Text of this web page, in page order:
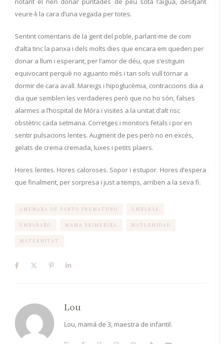
veure-li la cara d’una vegada per totes.
Sentint comentaris de la gent del poble, parlant-me de com
d’alta tinc la panxa i dels molts dies que encara em queden per
donar a llum i esperant, per l’amor de déu, que s’estiguin
equivocant perquè no aguanto més i tan sols vull tornar a
dormir de cara avall. Mareigs i hipoglucèmia, contraccions dia a
dia que semblen les verdaderes però que no ho són, falses
alarmes a l’hospital de Móra i visites a la unitat d’alt risc
obstètric cada setmana. Corretges i monitors fetals i por en
sentir pulsacions lentes. Augment de pes però no en excés,
gelats de crema cremada, luxes i petits plaers.
Hores lentes. Hores caloroses. Sopor i estupor. Hores d’espera
que finalment, per sorpresa i just a temps, arriben a la seva fi.
AMENAZA DE PARTO PREMATURO EMBARÀS
EMBARAZO MAMA PRIMERIZA MATERNIDAD
MATERNITAT
Lou
Lou, mamá de 3, maestra de infantil.